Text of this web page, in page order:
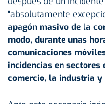
"absolutamente
apagón masivo de la
modo, durante unas
comunicaciones
incidencias en
comercio, la industria y